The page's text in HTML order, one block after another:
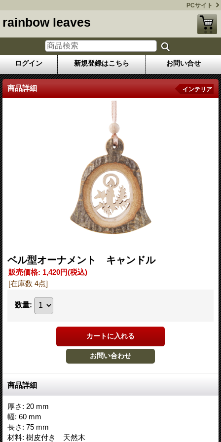
PCサイト
rainbow leaves
ログイン 新規登録はこちら お問い合せ
商品詳細 インテリア
ベル型オーナメント キャンドル
販売価格: 1,420円(税込)
[在庫数 4点]
数量:
商品詳細
厚さ: 20 mm
幅: 60 mm
長さ: 75 mm
材料: 樹皮付き 天然木